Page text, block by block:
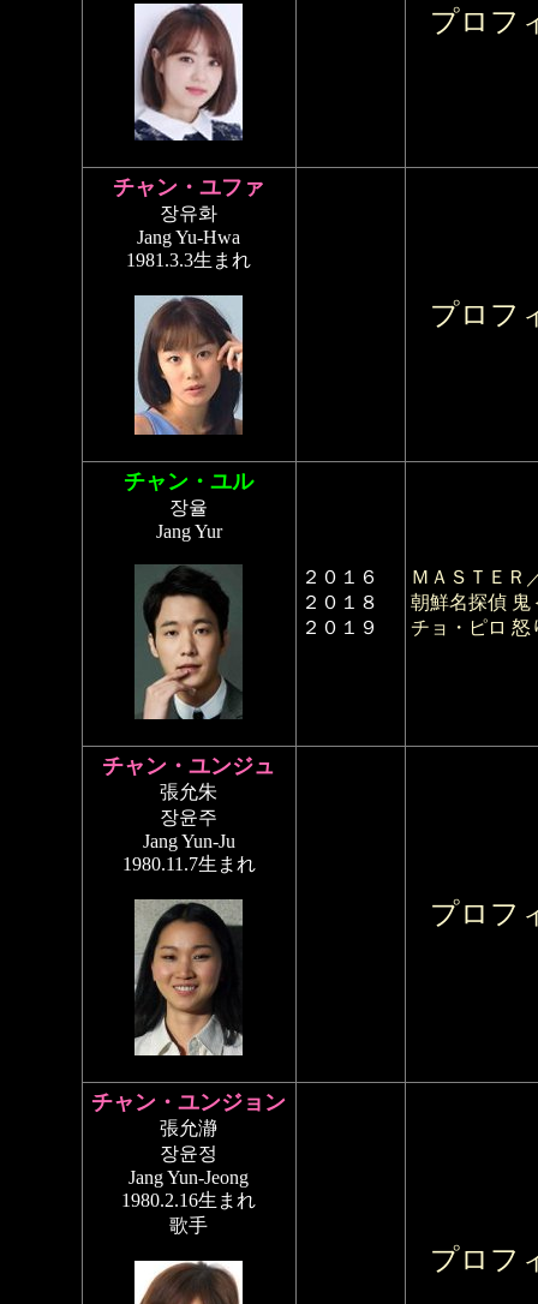
プロフ
チャン・ユファ
장유화
Jang Yu-Hwa
1981.3.3生まれ
プロフ
チャン・ユル
장율
Jang Yur
２０１６
２０１８
２０１９
ＭＡＳＴＥＲ
朝鮮名探偵 鬼
チョ・ピロ 怒
チャン・ユンジュ
張允朱
장윤주
Jang Yun-Ju
1980.11.7生まれ
プロフ
チャン・ユンジョン
張允瀞
장윤정
Jang Yun-Jeong
1980.2.16生まれ
歌手
プロフ